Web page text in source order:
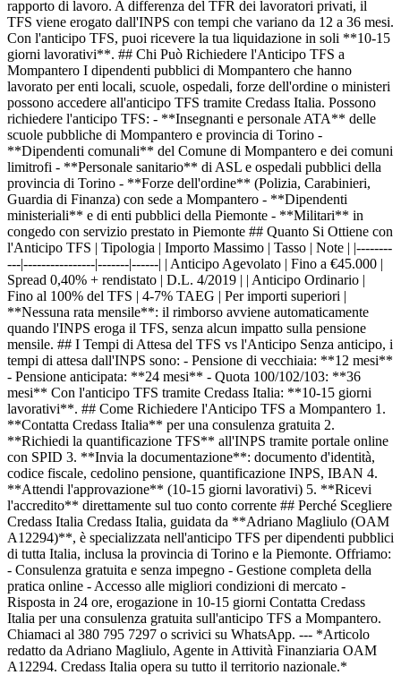
rapporto di lavoro. A differenza del TFR dei lavoratori privati, il
TFS viene erogato dall'INPS con tempi che variano da 12 a 36 mesi.
Con l'anticipo TFS, puoi ricevere la tua liquidazione in soli **10-15
giorni lavorativi**. ## Chi Può Richiedere l'Anticipo TFS a
Mompantero I dipendenti pubblici di Mompantero che hanno
lavorato per enti locali, scuole, ospedali, forze dell'ordine o ministeri
possono accedere all'anticipo TFS tramite Credass Italia. Possono
richiedere l'anticipo TFS: - **Insegnanti e personale ATA** delle
scuole pubbliche di Mompantero e provincia di Torino -
**Dipendenti comunali** del Comune di Mompantero e dei comuni
limitrofi - **Personale sanitario** di ASL e ospedali pubblici della
provincia di Torino - **Forze dell'ordine** (Polizia, Carabinieri,
Guardia di Finanza) con sede a Mompantero - **Dipendenti
ministeriali** e di enti pubblici della Piemonte - **Militari** in
congedo con servizio prestato in Piemonte ## Quanto Si Ottiene con
l'Anticipo TFS | Tipologia | Importo Massimo | Tasso | Note | |--------
---|----------------|-------|------| | Anticipo Agevolato | Fino a €45.000 |
Spread 0,40% + rendistato | D.L. 4/2019 | | Anticipo Ordinario |
Fino al 100% del TFS | 4-7% TAEG | Per importi superiori |
**Nessuna rata mensile**: il rimborso avviene automaticamente
quando l'INPS eroga il TFS, senza alcun impatto sulla pensione
mensile. ## I Tempi di Attesa del TFS vs l'Anticipo Senza anticipo, i
tempi di attesa dall'INPS sono: - Pensione di vecchiaia: **12 mesi**
- Pensione anticipata: **24 mesi** - Quota 100/102/103: **36
mesi** Con l'anticipo TFS tramite Credass Italia: **10-15 giorni
lavorativi**. ## Come Richiedere l'Anticipo TFS a Mompantero 1.
**Contatta Credass Italia** per una consulenza gratuita 2.
**Richiedi la quantificazione TFS** all'INPS tramite portale online
con SPID 3. **Invia la documentazione**: documento d'identità,
codice fiscale, cedolino pensione, quantificazione INPS, IBAN 4.
**Attendi l'approvazione** (10-15 giorni lavorativi) 5. **Ricevi
l'accredito** direttamente sul tuo conto corrente ## Perché Scegliere
Credass Italia Credass Italia, guidata da **Adriano Magliulo (OAM
A12294)**, è specializzata nell'anticipo TFS per dipendenti pubblici
di tutta Italia, inclusa la provincia di Torino e la Piemonte. Offriamo:
- Consulenza gratuita e senza impegno - Gestione completa della
pratica online - Accesso alle migliori condizioni di mercato -
Risposta in 24 ore, erogazione in 10-15 giorni Contatta Credass
Italia per una consulenza gratuita sull'anticipo TFS a Mompantero.
Chiamaci al 380 795 7297 o scrivici su WhatsApp. --- *Articolo
redatto da Adriano Magliulo, Agente in Attività Finanziaria OAM
A12294. Credass Italia opera su tutto il territorio nazionale.*